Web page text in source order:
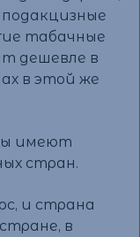
табачные
дешевле в
в этой же
имеют
стран.
и страна
в